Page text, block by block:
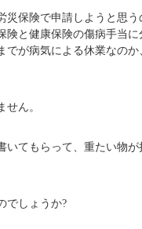
災保険で申請しようと思
と健康保険の傷病手当
でが病気による休業なの
ん。
てもらって、重たい物
でしょうか?